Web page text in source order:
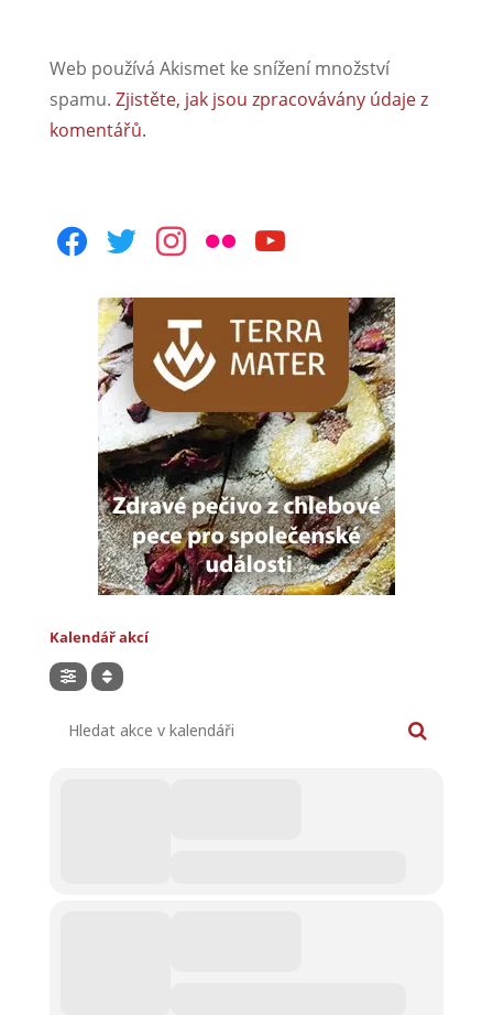
Web používá Akismet ke snížení množství
spamu. Zjistěte, jak jsou zpracovávány údaje z
komentářů.
facebooktwitterinstagram
flickr youtube
Kalendář akcí